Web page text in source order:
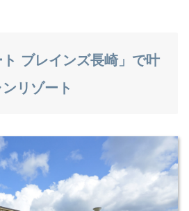
ト ブレインズ長崎」で叶
リゾート